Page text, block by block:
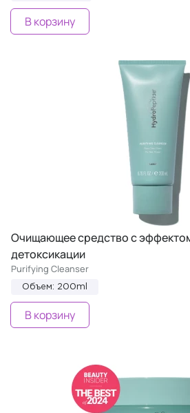
В корзину
Очищающее средство с
детоксикации
Purifying Cleanser
Объем: 200ml
В корзину